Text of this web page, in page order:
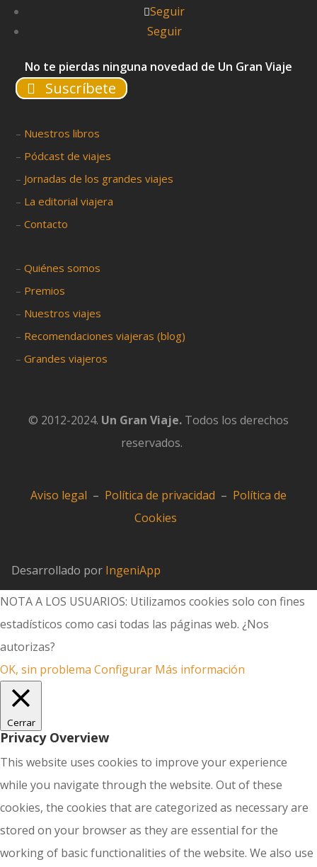
Seguir
Seguir
No te pierdas ninguna novedad de Un Gran Viaje
Suscríbete
– Nuestros libros
– Pódcast de viajes
– Jornadas de los grandes viajes
– La editorial viajera
–Contacto
–Quiénes somos
– Premios
– Nuestros viajes
– Recomendaciones viajeras (blog)
–Grandes viajeros
© 2012-2024. Un Gran Viaje. Todos los derechos
reservados.
Aviso legal – Política de privacidad – Política de
Cookies
Desarrollado por IngeniApp
NOTA A LOS USUARIOS: Utilizamos cookies solo con fines
estadísticos como casi todas las páginas web. ¿Nos
autorizas?
OK, sin problema Configurar Más información
Cerrar
Privacy Overview
This website uses cookies to improve your experience
while you navigate through the website. Out of these
cookies, the cookies that are categorized as necessary are
stored on your browser as they are essential for the
working of basic functionalities of the website. We also use